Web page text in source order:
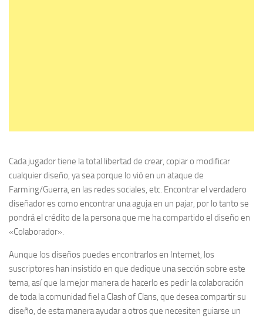
Cada jugador tiene la total libertad de crear, copiar o modificar
cualquier diseño, ya sea porque lo vió en un ataque de
Farming/Guerra, en las redes sociales, etc. Encontrar el verdadero
diseñador es como encontrar una aguja en un pajar, por lo tanto se
pondrá el crédito de la persona que me ha compartido el diseño en
«Colaborador».
Aunque los diseños puedes encontrarlos en Internet, los
suscriptores han insistido en que dedique una sección sobre este
tema, así que la mejor manera de hacerlo es pedir la colaboración
de toda la comunidad fiel a Clash of Clans, que desea compartir su
diseño, de esta manera ayudar a otros que necesiten guiarse un